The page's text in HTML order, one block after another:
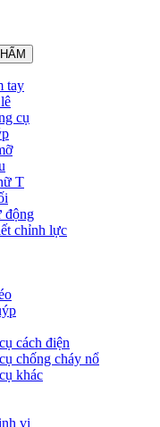
tay
cụ
T
động
chỉnh lực
cách điện
chống cháy nổ
khác
vị